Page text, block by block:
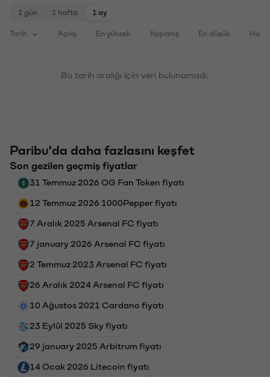
1 gün 1 hafta 1 ay
Tarih Açılış En yüksek Kapanış En düşük
Bu tarih aralığı için veri bulunamadı.
Paribu'da daha fazlasını keşfet
Son gezilen geçmiş fiyatlar
31 Temmuz 2026 OG Fan Token fiyatı
12 Temmuz 2026 1000Pepper fiyatı
7 Aralık 2025 Arsenal FC fiyatı
7 january 2026 Arsenal FC fiyatı
2 Temmuz 2023 Arsenal FC fiyatı
26 Aralık 2024 Arsenal FC fiyatı
10 Ağustos 2021 Cardano fiyatı
23 Eylül 2025 Sky fiyatı
29 january 2025 Arbitrum fiyatı
14 Ocak 2026 Litecoin fiyatı